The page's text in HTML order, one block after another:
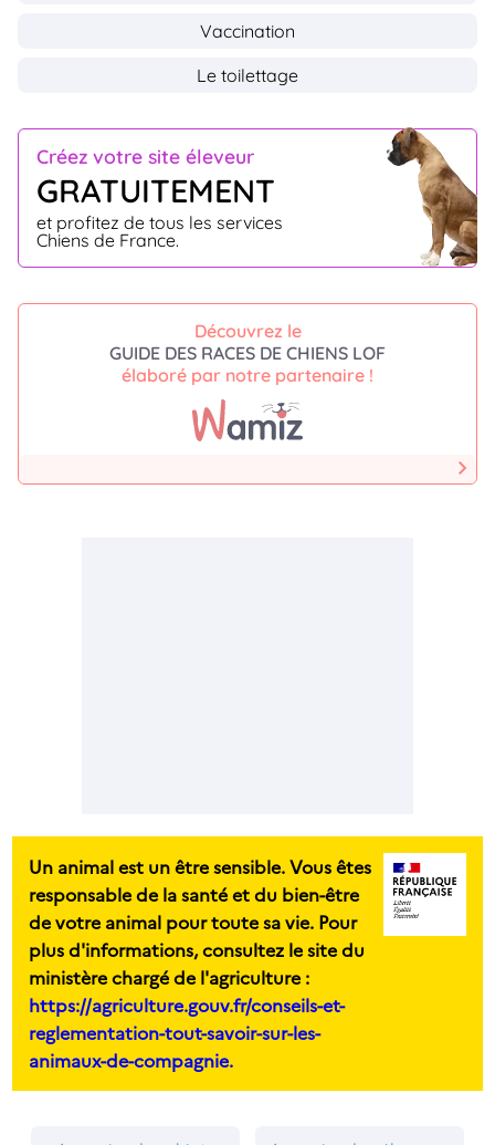
Créez votre site éleveur
GRATUITEMENT
et profitez de tous les services
Chiens de France.
Découvrez le
GUIDE DES RACES DE CHIENS LOF
élaboré par notre partenaire !
Vaccination
Le toilettage
Un animal est un être sensible. Vous êtes
responsable de la santé et du bien-être
de votre animal pour toute sa vie. Pour
plus d'informations, consultez le site du
ministère chargé de l'agriculture :
https://agriculture.gouv.fr/conseils-et-
reglementation-tout-savoir-sur-les-
animaux-de-compagnie.